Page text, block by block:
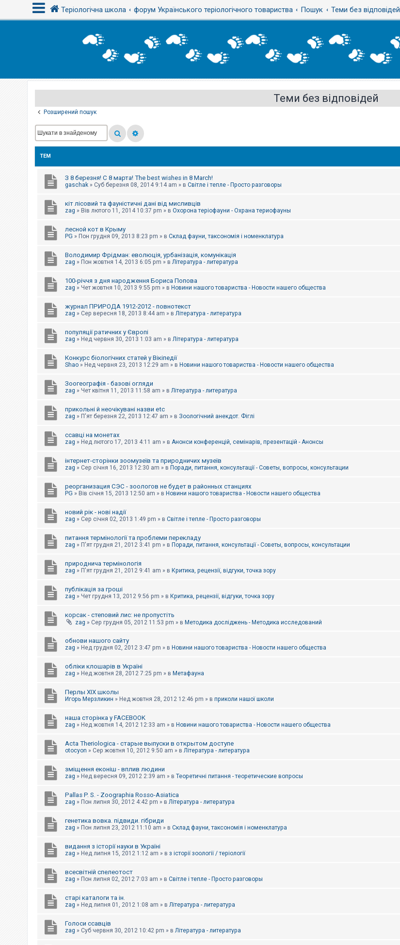
Теріологічна школа форум Українського теріологічного товариства Пошук Теми без відповідей
Теми без відповідей
Розширений пошук
ТЕМ
З 8 березня! С 8 марта! The best wishes in 8 March!
gaschak » Суб березня 08, 2014 9:14 am » в Світле і тепле - Просто разговоры
кіт лісовий та фауністичні дані від мисливців
zag » Вів лютого 11, 2014 10:37 pm » в Охорона теріофауни - Охрана териофауны
лесной кот в Крыму
PG » Пон грудня 09, 2013 8:23 pm » в Склад фауни, таксономія і номенклатура
Володимир Фрідман: еволюція, урбанізація, комунікація
zag » Пон жовтня 14, 2013 6:05 pm » в Література - литература
100-річчя з дня народження Бориса Попова
zag » Чет жовтня 10, 2013 9:55 pm » в Новини нашого товариства - Новости нашего общества
журнал ПРИРОДА 1912-2012 - повнотекст
zag » Сер вересня 18, 2013 8:44 am » в Література - литература
популяції ратичних у Європі
zag » Нед червня 30, 2013 1:03 am » в Література - литература
Конкурс біологічних статей у Вікіпедії
Shao » Нед червня 23, 2013 12:29 am » в Новини нашого товариства - Новости нашего общества
Зоогеографія - базові огляди
zag » Чет квітня 11, 2013 11:58 am » в Література - литература
прикольні й неочікувані назви etc
zag » П'ят березня 22, 2013 12:47 am » в Зоологічний анекдот. Фіглі
ссавці на монетах
zag » Нед лютого 17, 2013 4:11 am » в Анонси конференцій, семінарів, презентацій - Анонсы
інтернет-сторінки зоомузеїв та природничих музеїв
zag » Сер січня 16, 2013 12:30 am » в Поради, питання, консультації - Советы, вопросы, консультации
реорганизация СЭС - зоологов не будет в районных станциях
PG » Вів січня 15, 2013 12:50 am » в Новини нашого товариства - Новости нашего общества
новий рік - нові надії
zag » Сер січня 02, 2013 1:49 pm » в Світле і тепле - Просто разговоры
питання термінології та проблеми перекладу
zag » П'ят грудня 21, 2012 3:41 pm » в Поради, питання, консультації - Советы, вопросы, консультации
природнича термінологія
zag » П'ят грудня 21, 2012 9:41 am » в Критика, рецензії, відгуки, точка зору
публікація за гроші
zag » Чет грудня 13, 2012 9:56 pm » в Критика, рецензії, відгуки, точка зору
корсак - степовий лис: не пропустіть
zag » Сер грудня 05, 2012 11:53 pm » в Методика досліджень - Методика исследований
обнови нашого сайту
zag » Нед грудня 02, 2012 3:47 pm » в Новини нашого товариства - Новости нашего общества
обліки клошарів в Україні
zag » Нед жовтня 28, 2012 7:25 pm » в Метафауна
Перлы ХІХ школы
Игорь Мерзликин » Нед жовтня 28, 2012 12:46 pm » в приколи нашої школи
наша сторінка у FACEBOOK
zag » Нед жовтня 14, 2012 12:33 am » в Новини нашого товариства - Новости нашего общества
Acta Theriologica - старые выпуски в открытом доступе
otocyon » Сер жовтня 10, 2012 9:50 am » в Література - литература
зміщення еконіш - вплив людини
zag » Нед вересня 09, 2012 2:39 am » в Теоретичні питання - теоретические вопросы
Pallas P. S. - Zoographia Rosso-Asiatica
zag » Пон липня 30, 2012 4:42 pm » в Література - литература
генетика вовка. підвиди. гібриди
zag » Пон липня 23, 2012 11:10 am » в Склад фауни, таксономія і номенклатура
видання з історії науки в Україні
zag » Нед липня 15, 2012 1:12 am » в з історії зоології / теріології
всесвітній спелеотост
zag » Пон липня 02, 2012 7:03 am » в Світле і тепле - Просто разговоры
старі каталоги та ін.
zag » Нед липня 01, 2012 1:08 am » в Література - литература
Голоси ссавців
zag » Суб червня 30, 2012 10:42 pm » в Література - литература